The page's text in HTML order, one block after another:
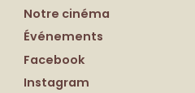
Notre cinéma
Événements
Facebook
Instagram